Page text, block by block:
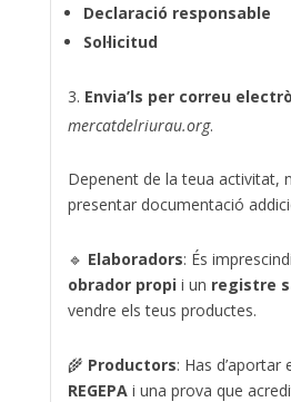
Declaració responsable
Sol·licitud
Envia’ls per correu
mercatdelriurau.org.
Depenent de la teua activitat,
presentar documentació
🔹 Elaboradors: És
obrador propii un registre
vendre els teus productes.
🌾 Productors: Has d’aportar
REGEPAi una prova que